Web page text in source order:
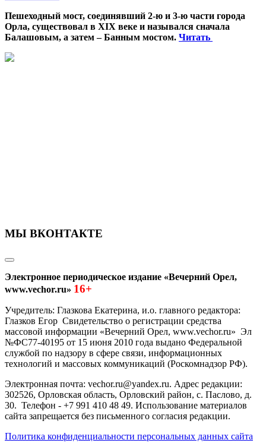
Пешеходный мост, соединявший 2-ю и 3-ю части города
Орла, существовал в XIX веке и назывался сначала
Балашовым, а затем – Банным мостом. Читать
МЫ ВКОНТАКТЕ
Электронное периодическое издание «Вечерний Орел,
www.vechor.ru» 16+
Учредитель: Глазкова Екатерина, и.о. главного редактора:
Глазков Егор Свидетельство о регистрации средства
массовой информации «Вечерний Орел, www.vechor.ru» Эл
№ФС77-40195 от 15 июня 2010 года выдано Федеральной
службой по надзору в сфере связи, информационных
технологий и массовых коммуникаций (Роскомнадзор РФ).
Электронная почта: vechor.ru@yandex.ru. Адрес редакции:
302526, Орловская область, Орловский район, с. Паслово, д.
30. Телефон - +7 991 410 48 49. Использование материалов
сайта запрещается без письменного согласия редакции.
Политика конфиденциальности персональных данных сайта